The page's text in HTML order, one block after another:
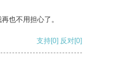
也不用担心了。
支持[0] 反对[0]